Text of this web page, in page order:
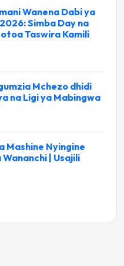
Wanena Dabi ya
Simba Day na
Taswira Kamili
Mchezo dhidi
na Ligi ya Mabingwa
Mashine Nyingine
Wananchi | Usajili